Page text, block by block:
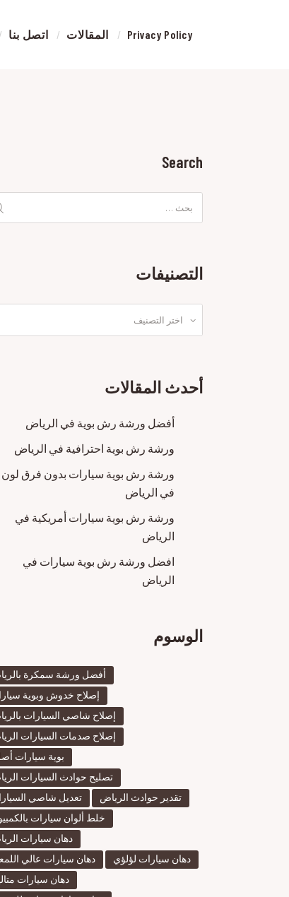
اتصل بنا المقالات Privacy Policy
Search
عن:
التصنيفات
أحدث المقالات
أفضل ورشة رش بوية في الرياض
ورشة رش بوية احترافية في الرياض
ورشة رش بوية سيارات بدون فرق لون
في الرياض
ورشة رش بوية سيارات أمريكية في
الرياض
افضل ورشة رش بوية سيارات في
الرياض
الوسوم
أفضل ورشة سمكرة
إصلاح خدوش وبوية
إصلاح شاصي السيارات
إصلاح صدمات السيارات
بوية سيارات
تصليح حوادث السيارات
تعديل شاصي
تقدير حوادث الرياض
خلط ألوان سيارات
دهان سيارات
دهان سيارات عالي
دهان سيارات لؤلؤي
دهان سيارات